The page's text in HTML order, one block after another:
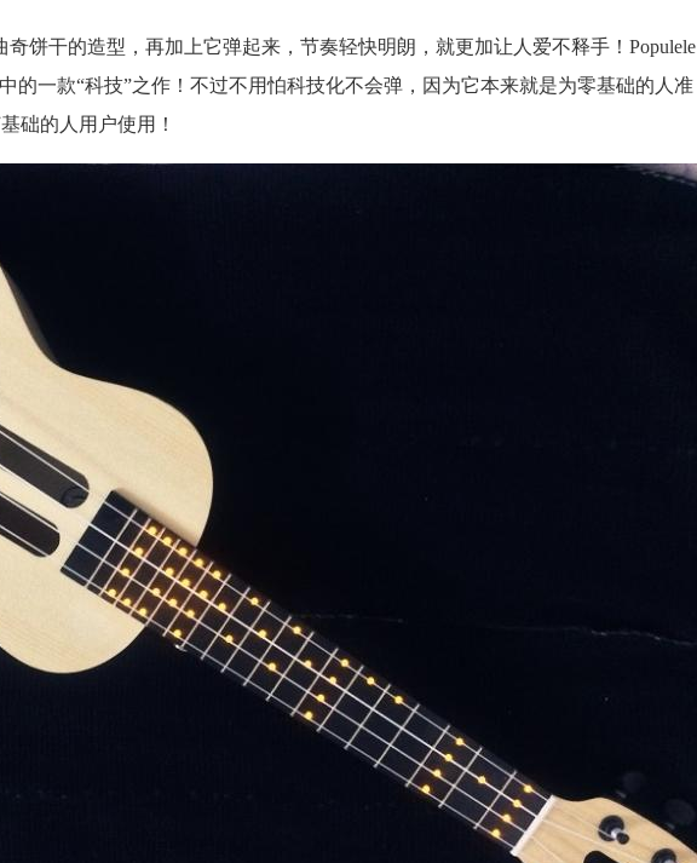
饼干的造型，再加上它弹起来，节奏轻快明朗，就更加让人爱不释手！Populele
的一款“科技”之作！不过不用怕科技化不会弹，因为它本来就是为零基础的人准
础的人用户使用！